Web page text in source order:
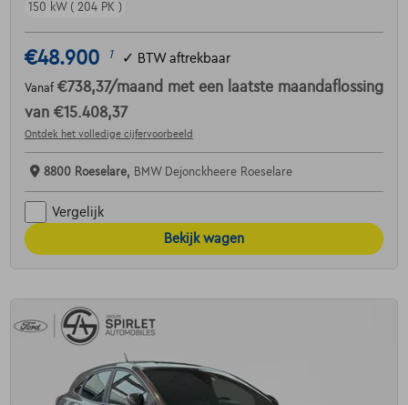
150 kW ( 204 PK )
€48.900 1 ✓ BTW aftrekbaar
Vanaf €738,37/maand met een laatste maandaflossing
van €15.408,37
Ontdek het volledige cijfervoorbeeld
8800 Roeselare, BMW Dejonckheere Roeselare
Vergelijk
Bekijk wagen